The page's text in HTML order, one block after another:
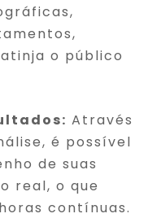
o público
Através
é possível
de suas
real, o que
contínuas.